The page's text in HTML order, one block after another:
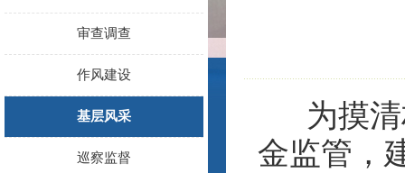
审查调查
作风建设
基层风采
巡察监督
为摸清
金监管，